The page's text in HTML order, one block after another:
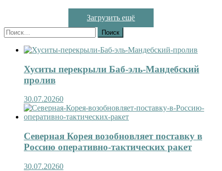
Загрузить ещё
Найти:
Хуситы перекрыли Баб-эль-Мандебский
пролив
30.07.20260
Северная Корея возобновляет поставку в
Россию оперативно-тактических ракет
30.07.20260